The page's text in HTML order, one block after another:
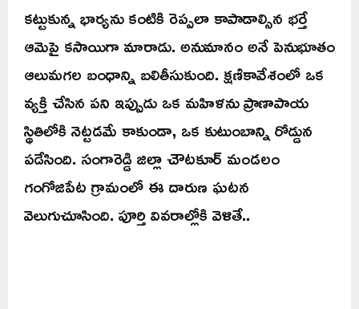
కట్టుకున్న భార్యను కంటికి రెప్పలా కాపాడాల్సిన భర్తే
ఆమెపై కసాయిగా మారాడు. అనుమానం అనే పెనుభూతం
ఆలుమగల బంధాన్ని బలితీసుకుంది. క్షణికావేశంలో ఒక
వ్యక్తి చేసిన పని ఇప్పుడు ఒక మహిళను ప్రాణాపాయ
స్థితిలోకి నెట్టడమే కాకుండా, ఒక కుటుంబాన్ని రోడ్డున
పడేసింది. సంగారెడ్డి జిల్లా చౌటకూర్ మండలం
గంగోజిపేట గ్రామంలో ఈ దారుణ ఘటన
వెలుగుచూసింది. పూర్తి వివరాల్లోకి వెళితే..